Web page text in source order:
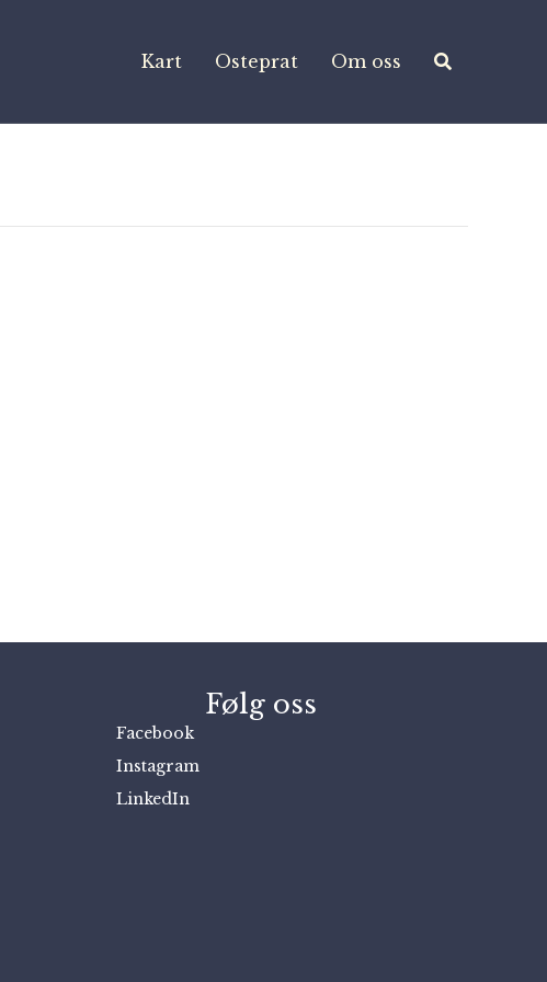
Kart Osteprat Om oss
Følg oss
Facebook
Instagram
LinkedIn